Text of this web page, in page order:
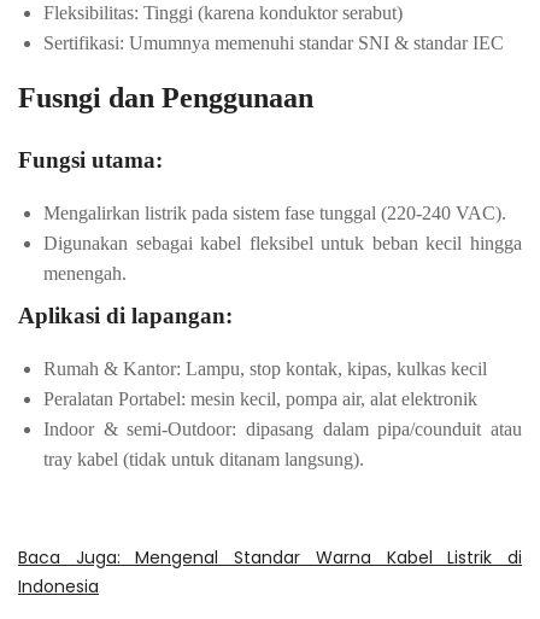
Fleksibilitas: Tinggi (karena konduktor serabut)
Sertifikasi: Umumnya memenuhi standar SNI & standar IEC
Fusngi dan Penggunaan
Fungsi utama:
Mengalirkan listrik pada sistem fase tunggal (220-240 VAC).
Digunakan sebagai kabel fleksibel untuk beban kecil hingga
menengah.
Aplikasi di lapangan:
Rumah & Kantor: Lampu, stop kontak, kipas, kulkas kecil
Peralatan Portabel: mesin kecil, pompa air, alat elektronik
Indoor & semi-Outdoor: dipasang dalam pipa/counduit atau
tray kabel (tidak untuk ditanam langsung).
Baca Juga: Mengenal Standar Warna Kabel Listrik di
Indonesia